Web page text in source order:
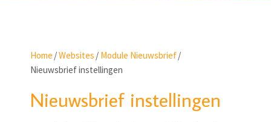
Home /Websites / Module Nieuwsbrief/
Nieuwsbrief instellingen
Nieuwsbrief instellingen